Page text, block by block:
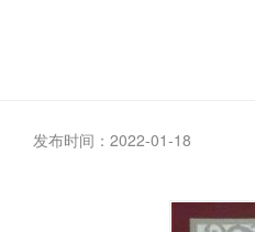
发布时间：2022-01-18